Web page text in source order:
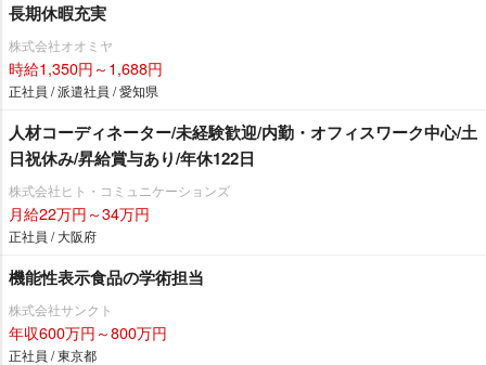
長期休暇充実
株式会社オオミヤ
時給1,350円～1,688円
正社員 / 派遣社員 / 愛知県
人材コーディネーター/未経験歓迎/内勤・オフィスワーク中心/土
日祝休み/昇給賞与あり/年休122日
株式会社ヒト・コミュニケーションズ
月給22万円～34万円
正社員 / 大阪府
機能性表示食品の学術担当
株式会社サンクト
年収600万円～800万円
正社員 / 東京都